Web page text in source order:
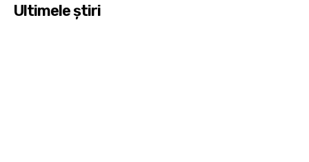
Ultimele ştiri